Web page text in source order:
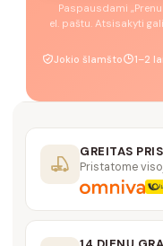
Paspausdami
el. paštu. Atsisakyti
Jokio šlamšto 1–2
GREITAS
Pristatome